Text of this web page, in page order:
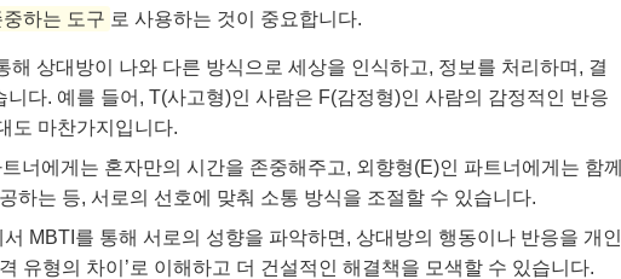
하는 도구 로 사용하는 것이 중요합니다.
해 상대방이 나와 다른 방식으로 세상을 인식하고, 정보를 처리하며, 결
다. 예를 들어, T(사고형)인 사람은 F(감정형)인 사람의 감정적인 반응
도 마찬가지입니다.
너에게는 혼자만의 시간을 존중해주고, 외향형(E)인 파트너에게는 함
하는 등, 서로의 선호에 맞춰 소통 방식을 조절할 수 있습니다.
서 MBTI를 통해 서로의 성향을 파악하면, 상대방의 행동이나 반응을 개인
유형의 차이’로 이해하고 더 건설적인 해결책을 모색할 수 있습니다.